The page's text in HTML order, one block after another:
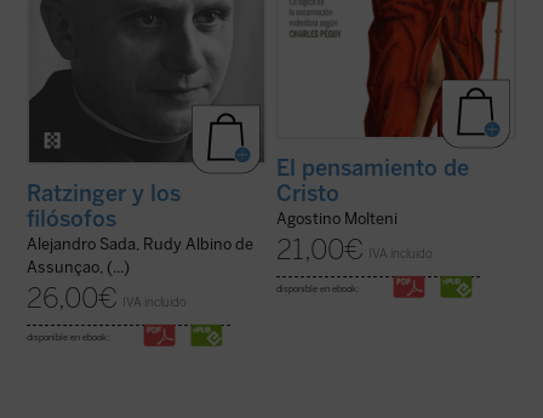
Ratzinger y los
filósofos
Alejandro Sada, Rudy Albino de
Assunçao, (...)
26,00€ IVA incluido
disponible en ebook:
El pensamiento de
Cristo
Agostino Molteni
21,00€ IVA incluido
disponible en ebook: